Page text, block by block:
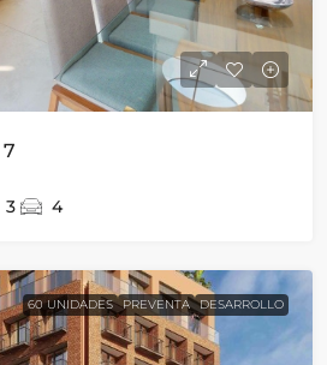
3 4
60 UNIDADES PREVENTA DESARROLLO